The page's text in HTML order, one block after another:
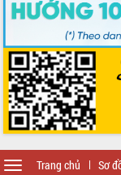
Trang chủ Sơ
Toggle